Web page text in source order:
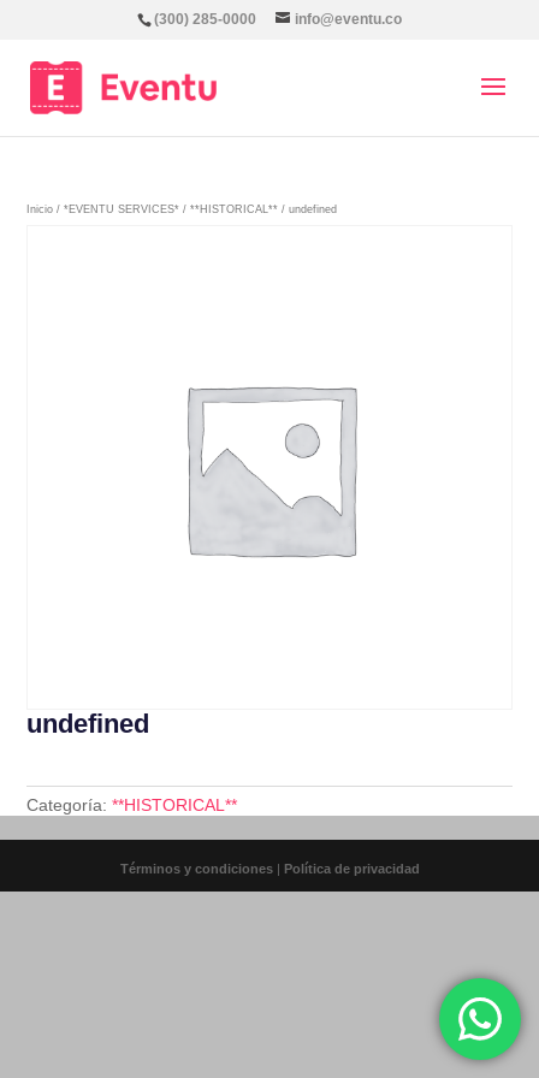
(300) 285-0000 info@eventu.co
Inicio /*EVENTU SERVICES* /**HISTORICAL** / undefined
undefined
Categoría:**HISTORICAL**
Términos y condiciones Política de privacidad